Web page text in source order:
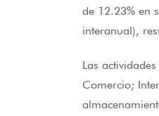
de 12.23% en
interanual),
Las
Comercio;